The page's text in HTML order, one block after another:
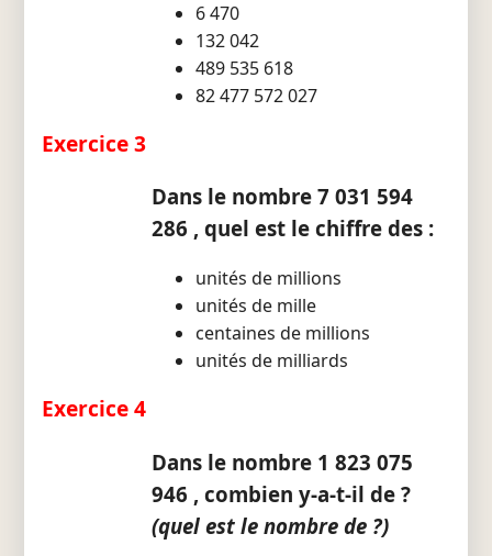
6 470
132 042
489 535 618
82 477 572 027
Exercice 3
Dans le nombre 7 031 594
286 , quel est le chiffre des :
unités de millions
unités de mille
centaines de millions
unités de milliards
Exercice 4
Dans le nombre 1 823 075
946 , combien y-a-t-il de ?
(quel est le nombre de ?)